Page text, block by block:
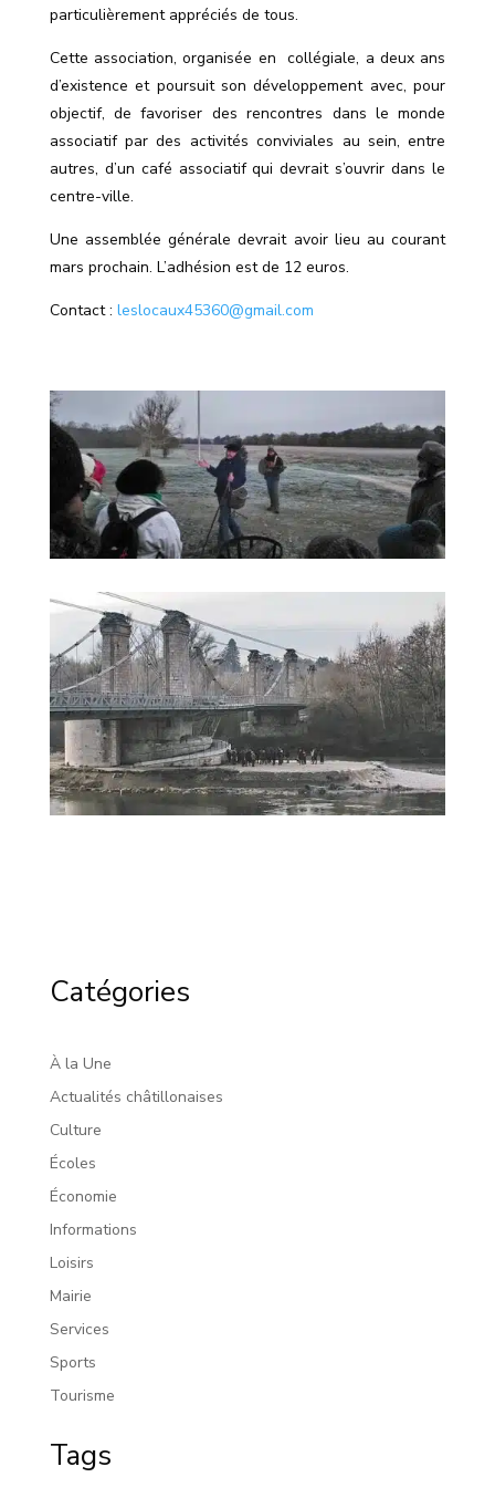
particulièrement appréciés de tous.
Cette association, organisée en collégiale, a deux ans
d’existence et poursuit son développement avec, pour
objectif, de favoriser des rencontres dans le monde
associatif par des activités conviviales au sein, entre
autres, d’un café associatif qui devrait s’ouvrir dans le
centre-ville.
Une assemblée générale devrait avoir lieu au courant
mars prochain. L’adhésion est de 12 euros.
Contact : leslocaux45360@gmail.com
Catégories
À la Une
Actualités châtillonaises
Culture
Écoles
Économie
Informations
Loisirs
Mairie
Services
Sports
Tourisme
Tags